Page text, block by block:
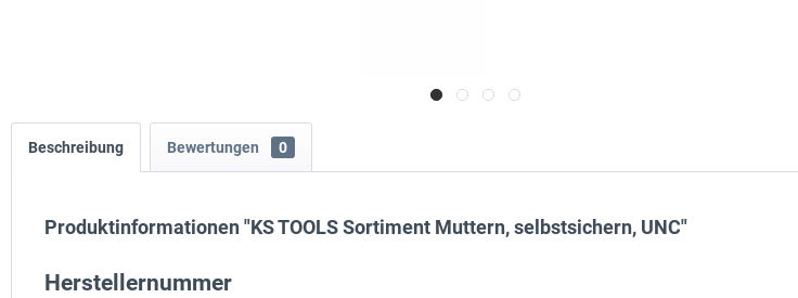
Beschreibung Bewertungen 0
Produktinformationen "KS TOOLS Sortiment Muttern, selbstsichern, UNC"
Herstellernummer